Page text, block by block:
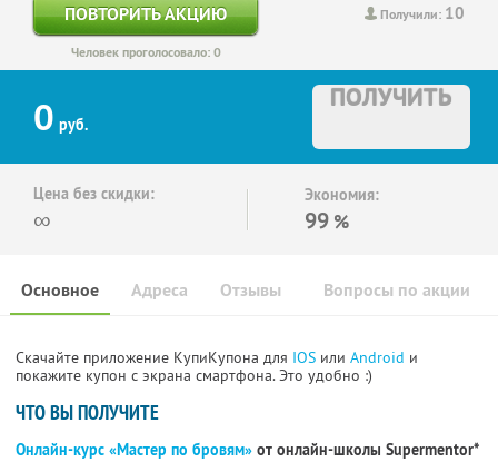
Получили: 10
ПОВТОРИТЬ АКЦИЮ
Человек проголосовало: 0
0 руб.
ПОЛУЧИТЬ
Цена без скидки:
∞
Экономия:
99 %
Основное Отзывы Вопросы по акции
Адреса
Скачайте приложение КупиКупона для IOS или Android и
покажите купон с экрана смартфона. Это удобно :)
ЧТО ВЫ ПОЛУЧИТЕ
Онлайн-курс «Мастер по бровям» от онлайн-школы Supermentor*